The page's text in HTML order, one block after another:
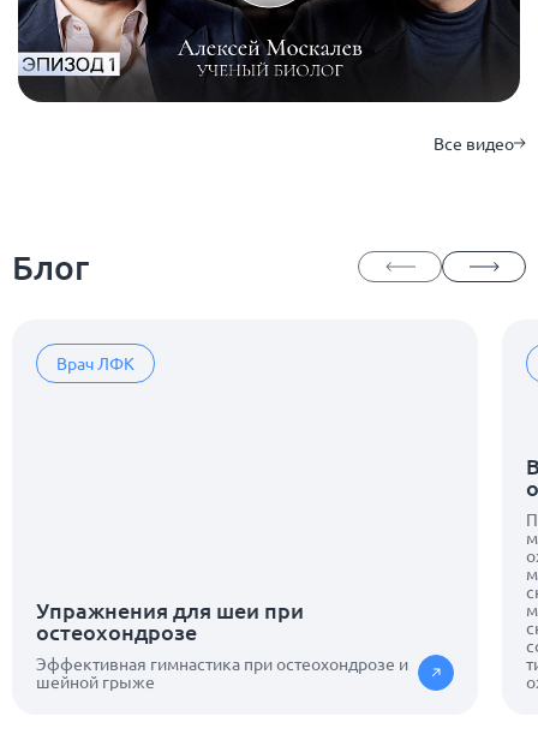
Все видео
Блог
Врач ЛФК
Упражнения для шеи при
остеохондрозе
Эффективная гимнастика при остеохондрозе и
шейной грыже